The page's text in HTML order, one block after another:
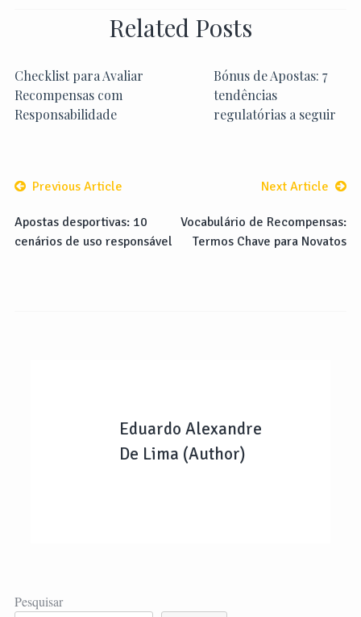
Related Posts
Checklist para Avaliar
Recompensas com
Responsabilidade
Bónus de Apostas: 7
tendências
regulatórias a seguir
Previous Article
Apostas desportivas: 10
cenários de uso responsável
Next Article
Vocabulário de Recompensas:
Termos Chave para Novatos
Eduardo Alexandre
De Lima (Author)
Pesquisar